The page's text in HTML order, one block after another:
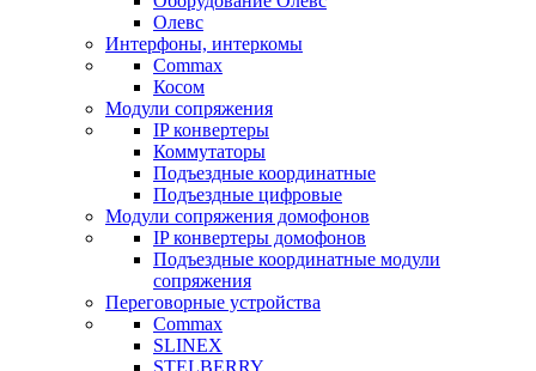
Олевс
Интерфоны, интеркомы
Commax
Косом
Модули сопряжения
IP конвертеры
Коммутаторы
Подъездные координатные
Подъездные цифровые
Модули сопряжения домофонов
IP конвертеры домофонов
Подъездные координатные модули
сопряжения
Переговорные устройства
Commax
SLINEX
STELBERRY